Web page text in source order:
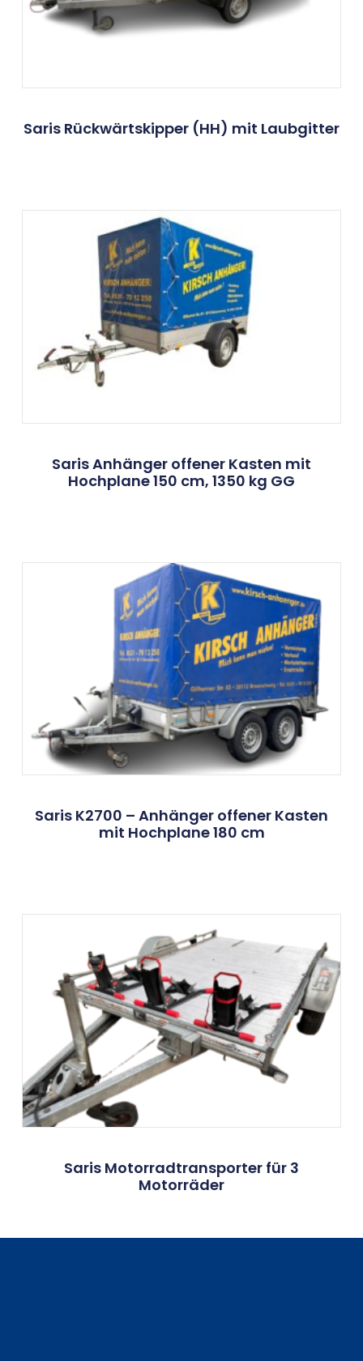
Saris Rückwärtskipper (HH) mit Laubgitter
Saris Anhänger offener Kasten mit
Hochplane 150 cm, 1350 kg GG
Saris K2700 – Anhänger offener Kasten
mit Hochplane 180 cm
Saris Motorradtransporter für 3
Motorräder